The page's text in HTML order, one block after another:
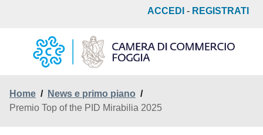
principale
ACCEDI - REGISTRATI
Home / News e primo piano /
Premio Top of the PID Mirabilia 2025